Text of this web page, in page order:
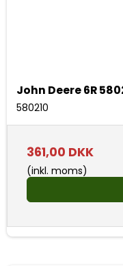
John Deere 6R
580210
361,00 DKK
(inkl. moms)